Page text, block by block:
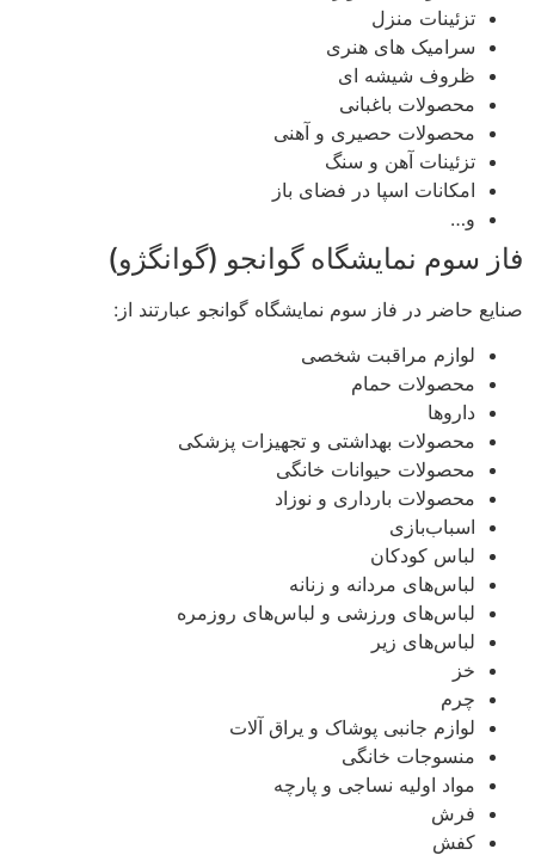
تزئینات منزل
سرامیک های هنری
ظروف شیشه ای
محصولات باغبانی
محصولات حصیری و آهنی
تزئینات آهن و سنگ
امکانات اسپا در فضای باز
و…
فاز سوم نمایشگاه گوانجو (گوانگژو)
صنایع حاضر در فاز سوم نمایشگاه گوانجو عبارتند از:
لوازم مراقبت شخصی
محصولات حمام
داروها
محصولات بهداشتی و تجهیزات پزشکی
محصولات حیوانات خانگی
محصولات بارداری و نوزاد
اسباب‌بازی
لباس کودکان
لباس‌های مردانه و زنانه
لباس‌های ورزشی و لباس‌های روزمره
لباس‌های زیر
خز
چرم
لوازم جانبی پوشاک و یراق آلات
منسوجات خانگی
مواد اولیه نساجی و پارچه
فرش
کفش